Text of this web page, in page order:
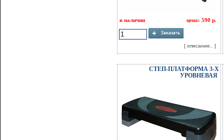
в наличии цена: 590 р.
[ описание.. ]
СТЕП-ПЛАТФОРМА 3-Х
УРОВНЕВАЯ